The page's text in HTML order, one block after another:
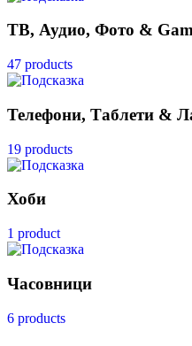
ТВ, Аудио, Фото &
47 products
Телефони, Таблети &
19 products
Хоби
1 product
Часовници
6 products